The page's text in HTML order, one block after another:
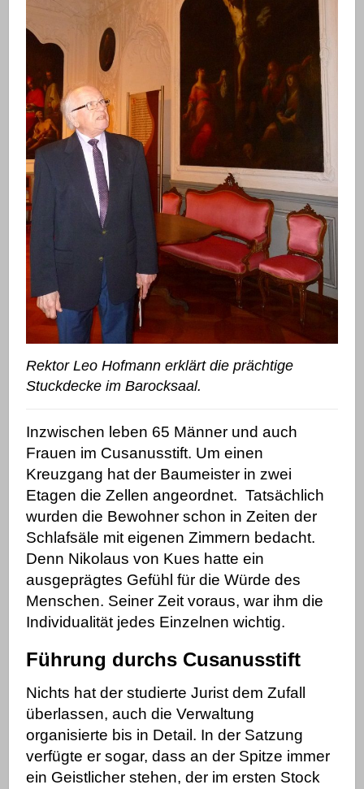
Rektor Leo Hofmann erklärt die prächtige
Stuckdecke im Barocksaal.
Inzwischen leben 65 Männer und auch
Frauen im Cusanusstift. Um einen
Kreuzgang hat der Baumeister in zwei
Etagen die Zellen angeordnet. Tatsächlich
wurden die Bewohner schon in Zeiten der
Schlafsäle mit eigenen Zimmern bedacht.
Denn Nikolaus von Kues hatte ein
ausgeprägtes Gefühl für die Würde des
Menschen. Seiner Zeit voraus, war ihm die
Individualität jedes Einzelnen wichtig.
Führung durchs Cusanusstift
Nichts hat der studierte Jurist dem Zufall
überlassen, auch die Verwaltung
organisierte bis in Detail. In der Satzung
verfügte er sogar, dass an der Spitze immer
ein Geistlicher stehen, der im ersten Stock